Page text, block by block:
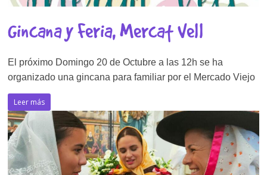
Gincana y Feria, Mercat Vell
El próximo Domingo 20 de Octubre a las 12h se ha
organizado una gincana para familiar por el Mercado Viejo
Leer más